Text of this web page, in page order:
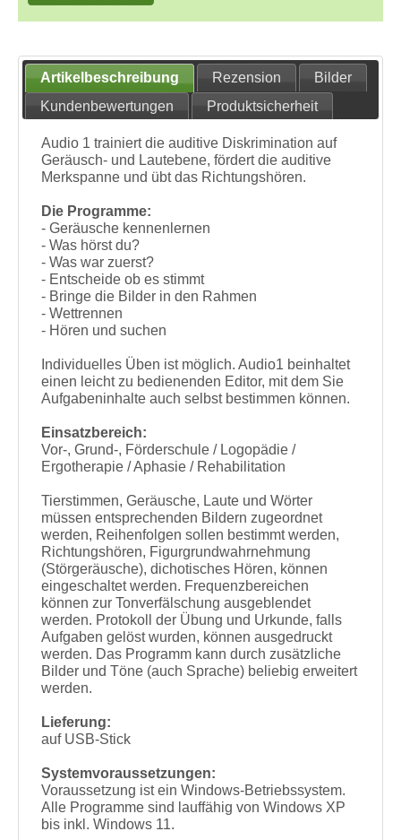
Artikelbeschreibung Rezension
Bilder
Kundenbewertungen
Produktsicherheit
Audio 1 trainiert die auditive Diskrimination auf
Geräusch- und Lautebene, fördert die auditive
Merkspanne und übt das Richtungshören.
Die Programme:
- Geräusche kennenlernen
- Was hörst du?
- Was war zuerst?
- Entscheide ob es stimmt
- Bringe die Bilder in den Rahmen
- Wettrennen
- Hören und suchen
Individuelles Üben ist möglich. Audio1 beinhaltet
einen leicht zu bedienenden Editor, mit dem Sie
Aufgabeninhalte auch selbst bestimmen können.
Einsatzbereich:
Vor-, Grund-, Förderschule / Logopädie /
Ergotherapie / Aphasie / Rehabilitation
Tierstimmen, Geräusche, Laute und Wörter
müssen entsprechenden Bildern zugeordnet
werden, Reihenfolgen sollen bestimmt werden,
Richtungshören, Figurgrundwahrnehmung
(Störgeräusche), dichotisches Hören, können
eingeschaltet werden. Frequenzbereichen
können zur Tonverfälschung ausgeblendet
werden. Protokoll der Übung und Urkunde, falls
Aufgaben gelöst wurden, können ausgedruckt
werden. Das Programm kann durch zusätzliche
Bilder und Töne (auch Sprache) beliebig erweitert
werden.
Lieferung:
auf USB-Stick
Systemvoraussetzungen:
Voraussetzung ist ein Windows-Betriebssystem.
Alle Programme sind lauffähig von Windows XP
bis inkl. Windows 11.